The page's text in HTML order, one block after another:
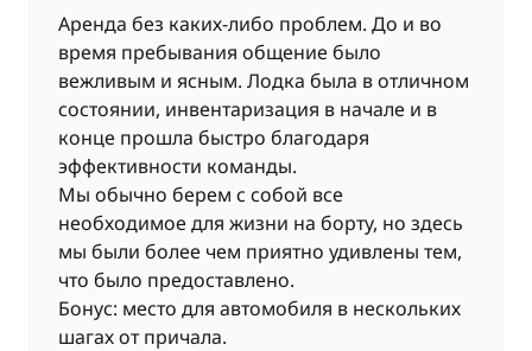
Аренда без каких-либо проблем. До и во
время пребывания общение было
вежливым и ясным. Лодка была в отличном
состоянии, инвентаризация в начале и в
конце прошла быстро благодаря
эффективности команды.
Мы обычно берем с собой все
необходимое для жизни на борту, но здесь
мы были более чем приятно удивлены тем,
что было предоставлено.
Бонус: место для автомобиля в нескольких
шагах от причала.